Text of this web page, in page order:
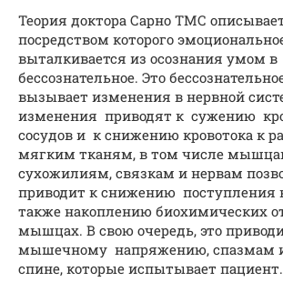
Теория доктора Сарно ТМС
посредством которого
выталкивается из осознания умом в
бессознательное. Это
вызывает изменения в нервной
изменения приводят к сужению
сосудов и к снижению кровотока к
мягким тканям, в том числе
сухожилиям, связкам и нервам
приводит к снижению поступления
также накоплению биохимических
мышцах. В свою очередь, это
мышечному напряжению, спазмам
спине, которые испытывает пациент.